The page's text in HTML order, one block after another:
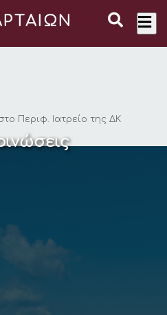
Περιφ. Ιατρείο της ΔΚ